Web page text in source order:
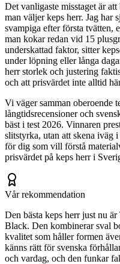
Det vanligaste misstaget är
man väljer keps herr. Jag har
svampiga efter första tvätten,
man kokar redan vid 15
underskattad faktor, sitter
under löpning eller långa
herr storlek och justering
och att prisvärdet inte alltid
Vi väger samman oberoende
långtidsrecensioner och
bäst i test 2026. Vinnaren
slitstyrka, utan att skena iväg
för dig som vill förstå
prisvärdet på keps herr i
Vår rekommendation
Den bästa keps herr just nu
Black. Den kombinerar sval
kvalitet som håller formen
känns rätt för svenska
och vardag, och den funkar